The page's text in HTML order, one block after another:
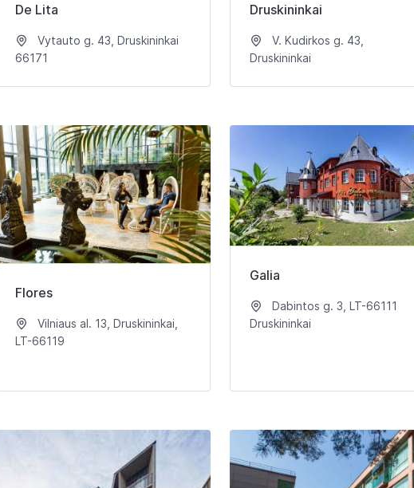
De Lita
Vytauto g. 43, Druskininkai
66171
Druskininkai
V. Kudirkos g. 43,
Druskininkai
Flores
Vilniaus al. 13, Druskininkai,
LT-66119
Galia
Dabintos g. 3, LT-66111
Druskininkai